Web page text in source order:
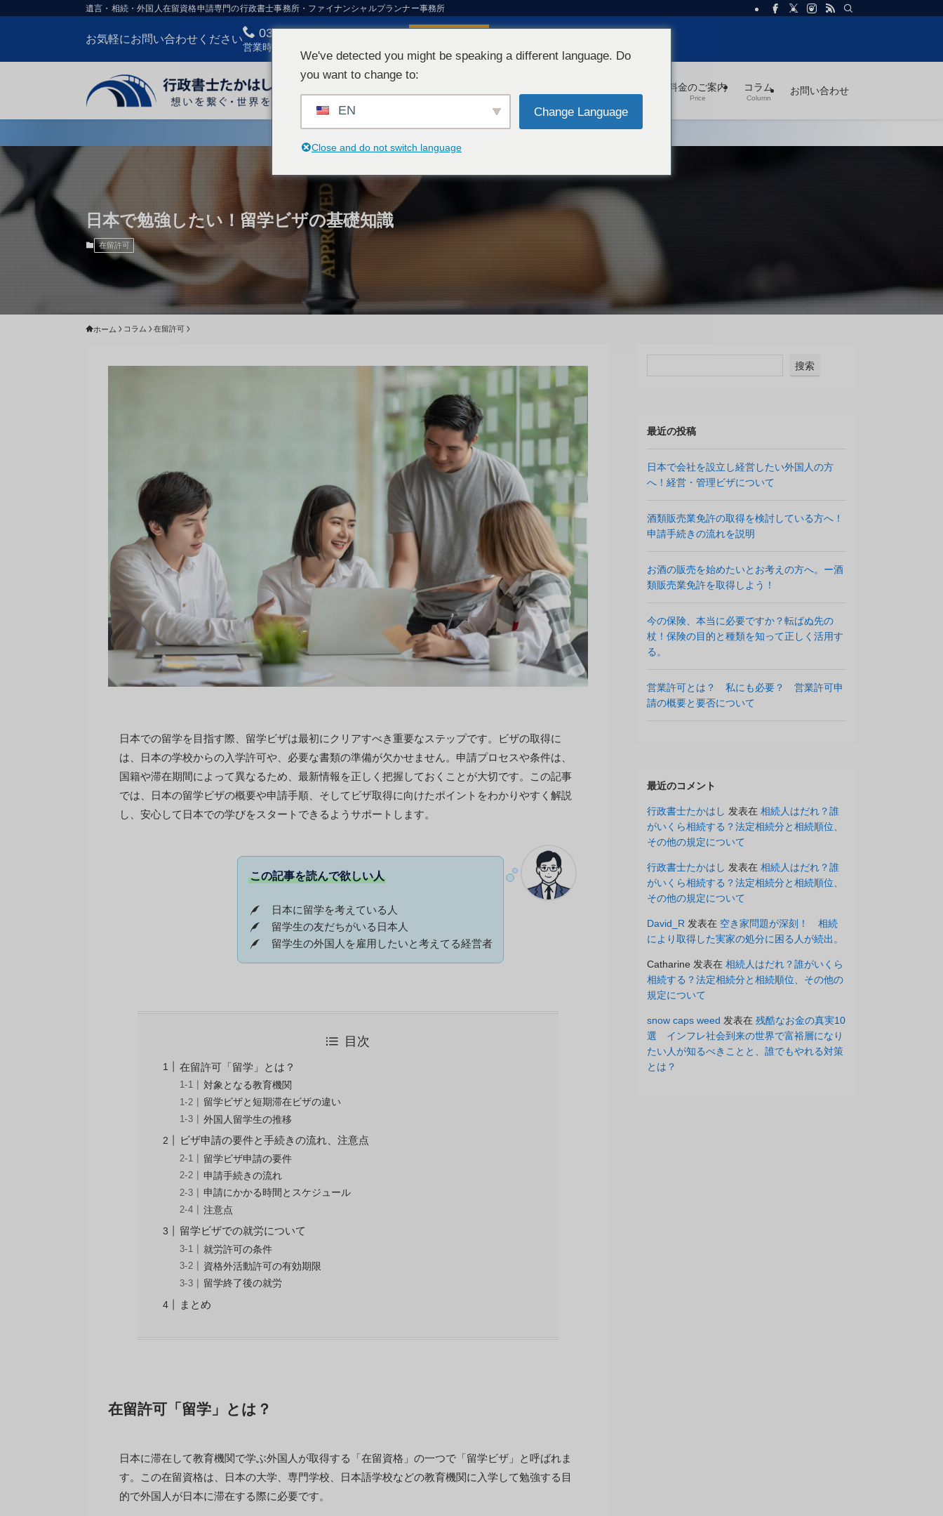
遺言・相続・外国人在留資格申請専門の行政書士事務所・ファイナンシャルプランナー事務所
お気軽にお問い合わせください 03-3807-0806
営業時間：9:00-17:00 (平日・土曜日)
Top Page Our Business
料金のご案内
Price
コラム
Column
お問い合わせ
お気軽にお問い合わせください
日本で勉強したい！留学ビザの基礎知識
在留許可
ホーム コラム 在留許可
日本での留学を目指す際、留学ビザは最初にクリアすべき重要なステップです。ビザの取得に
は、日本の学校からの入学許可や、必要な書類の準備が欠かせません。申請プロセスや条件は、
国籍や滞在期間によって異なるため、最新情報を正しく把握しておくことが大切です。この記事
では、日本の留学ビザの概要や申請手順、そしてビザ取得に向けたポイントをわかりやすく解説
し、安心して日本での学びをスタートできるようサポートします。
この記事を読んで欲しい人
日本に留学を考えている人
留学生の友だちがいる日本人
留学生の外国人を雇用したいと考えてる経営者
目次
在留許可「留学」とは？
対象となる教育機関
留学ビザと短期滞在ビザの違い
外国人留学生の推移
ビザ申請の要件と手続きの流れ、注意点
留学ビザ申請の要件
申請手続きの流れ
申請にかかる時間とスケジュール
注意点
留学ビザでの就労について
就労許可の条件
資格外活動許可の有効期限
留学終了後の就労
まとめ
在留許可「留学」とは？
日本に滞在して教育機関で学ぶ外国人が取得する「在留資格」の一つで「留学ビザ」と呼ばれま
す。この在留資格は、日本の大学、専門学校、日本語学校などの教育機関に入学して勉強する目
的で外国人が日本に滞在する際に必要です。
搜索
最近の投稿
日本で会社を設立し経営したい外国人の方
へ！経営・管理ビザについて
酒類販売業免許の取得を検討している方へ！
申請手続きの流れを説明
お酒の販売を始めたいとお考えの方へ。ー酒
類販売業免許を取得しよう！
今の保険、本当に必要ですか？転ばぬ先の
杖！保険の目的と種類を知って正しく活用す
る。
営業許可とは？ 私にも必要？ 営業許可申
請の概要と要否について
最近のコメント
行政書士たかはし 发表在 相続人はだれ？誰
がいくら相続する？法定相続分と相続順位、
その他の規定について
行政書士たかはし 发表在 相続人はだれ？誰
がいくら相続する？法定相続分と相続順位、
その他の規定について
David_R 发表在 空き家問題が深刻！ 相続
により取得した実家の処分に困る人が続出。
Catharine 发表在 相続人はだれ？誰がいくら
相続する？法定相続分と相続順位、その他の
規定について
snow caps weed 发表在 残酷なお金の真実10
選 インフレ社会到来の世界で富裕層になり
たい人が知るべきことと、誰でもやれる対策
とは？
We've detected you might be speaking a different language. Do
you want to change to:
EN Change Language
Close and do not switch language